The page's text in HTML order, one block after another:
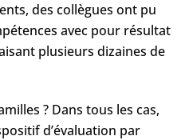
des collègues ont pu
avec pour résultat
plusieurs dizaines de
? Dans tous les cas,
d’évaluation par